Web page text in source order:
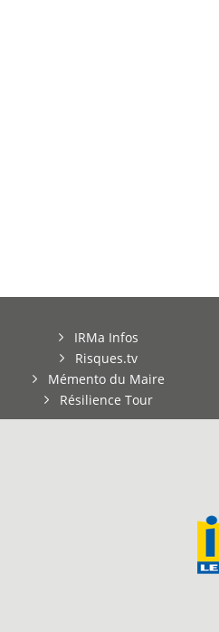
IRMa Infos
Risques.tv
Mémento du Maire
Résilience Tour